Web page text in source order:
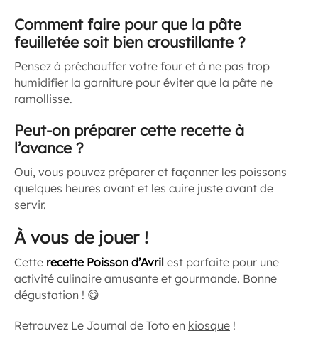
Comment faire pour que la pâte
feuilletée soit bien croustillante ?
Pensez à préchauffer votre four et à ne pas trop
humidifier la garniture pour éviter que la pâte ne
ramollisse.
Peut-on préparer cette recette à
l’avance ?
Oui, vous pouvez préparer et façonner les poissons
quelques heures avant et les cuire juste avant de
servir.
À vous de jouer !
Cette recette Poisson d’Avril est parfaite pour une
activité culinaire amusante et gourmande. Bonne
dégustation ! 😋
Retrouvez Le Journal de Toto en kiosque !